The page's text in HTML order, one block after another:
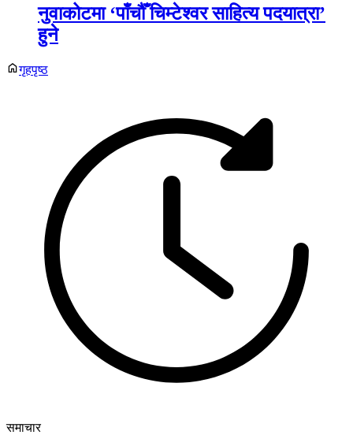
नुवाकोटमा ‘पाँचौँ चिम्टेश्वर साहित्य पदयात्रा’
हुने
गृहपृष्ठ
समाचार